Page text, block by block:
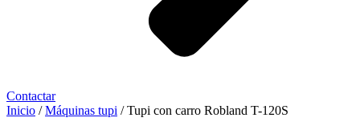
Contactar
Inicio /Máquinas tupi / Tupi con carro Robland T-120S